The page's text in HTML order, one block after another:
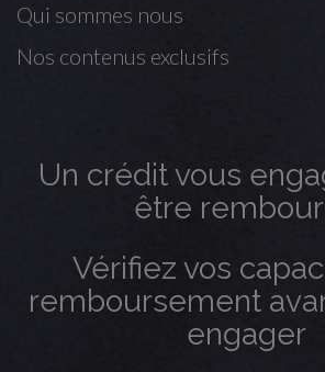
Qui sommes nous
Nos contenus exclusifs
Un crédit vous
être
Vérifiez vos
remboursement
engager